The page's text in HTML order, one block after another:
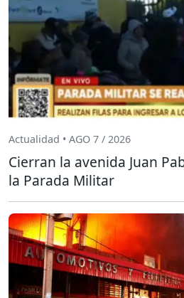
Actualidad • AGO 7 / 2026
Cierran la avenida Juan
la Parada Militar